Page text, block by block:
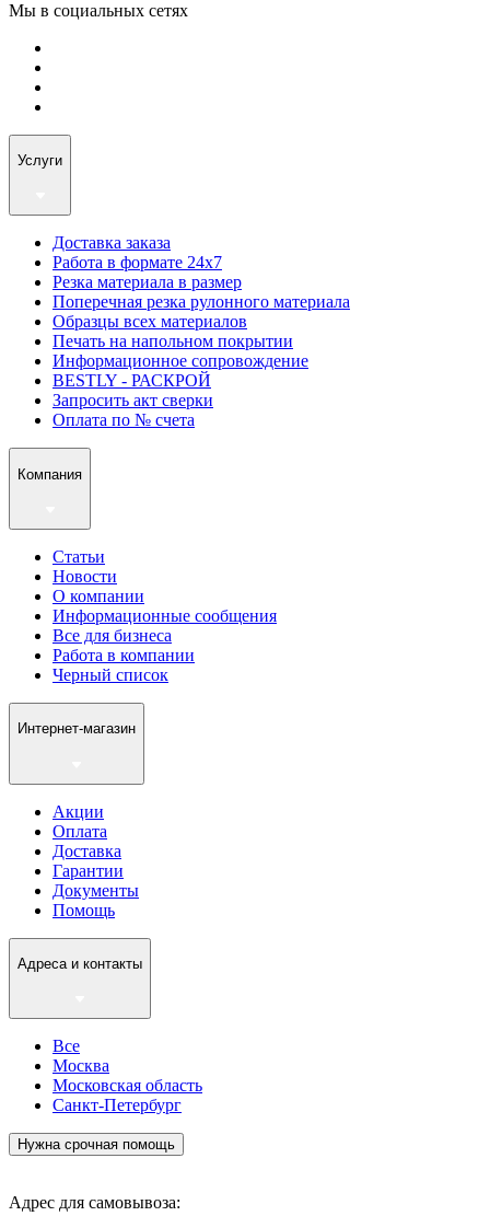
Мы в социальных сетях
Услуги
Доставка заказа
Работа в формате 24х7
Резка материала в размер
Поперечная резка рулонного материала
Образцы всех материалов
Печать на напольном покрытии
Информационное сопровождение
BESTLY - РАСКРОЙ
Запросить акт сверки
Оплата по № счета
Компания
Статьи
Новости
О компании
Информационные сообщения
Все для бизнеса
Работа в компании
Черный список
Интернет-магазин
Акции
Оплата
Доставка
Гарантии
Документы
Помощь
Адреса и контакты
Все
Москва
Московская область
Санкт-Петербург
Нужна срочная помощь
Адрес для самовывоза: